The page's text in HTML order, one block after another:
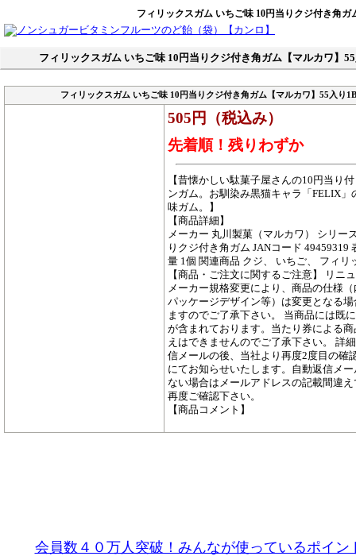
フィリックスガム いちご味 10円当りクジ付き角ガ
フィリックスガム いちご味 10円当りクジ付き角ガム【マルカワ】
フィリックスガム いちご味 10円当りクジ付き角ガム【マルカワ】55入り
505円（税込み）
先着順！残りわずか
【昔懐かしい駄菓子屋さんの10円当り
ンガム。お馴染み黒猫キャラ「FELIX」
味ガム。】
【商品詳細】
メーカー 丸川製菓（マルカワ） シリー
りクジ付き角ガム JANコード 49459319
量 1個 関連商品 クジ、 いちご、 フィリ
【商品・ご注文に関するご注意】 リニ
メーカー規格変更により、商品の仕様
パッケージデザイン等）は変更となる
ますのでご了承下さい。 当商品には既
が含まれております。当たり券による
えはできませんのでご了承下さい。 詳
信メールの後、当社より再度2度目の確
にてお知らせいたします。自動返信メ
ない場合はメールアドレスの記載間違
再度ご確認下さい。
【商品コメント】
会員数４０万人突破！みんなが使っているポイン